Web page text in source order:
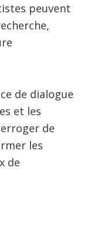
peuvent
de dialogue
et les
de
les
de